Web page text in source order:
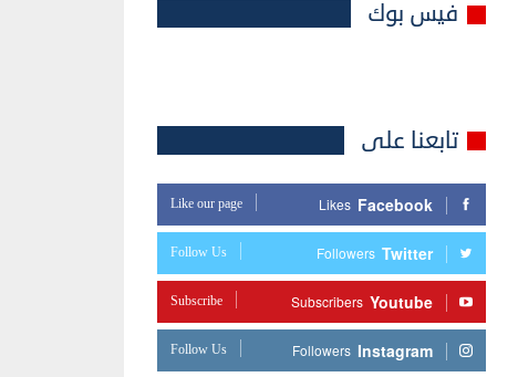
فيس بوك
تابعنا على
Facebook
Likes
Like our page
Twitter
Followers
Follow Us
Youtube
Subscribers
Subscribe
Instagram
Followers
Follow Us